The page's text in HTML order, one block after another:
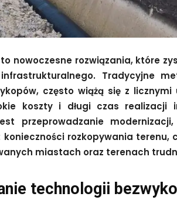
nowoczesne rozwiązania, które
Tradycyjne
często wiążą się z
koszty i długi czas realizacji
przeprowadzanie
rozkopywania terenu,
miastach oraz terenach
technologii